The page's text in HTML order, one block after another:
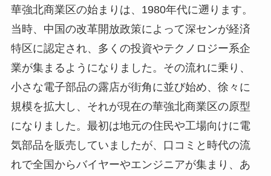
華強北商業区の始まりは、1980年代に遡ります。
当時、中国の改革開放政策によって深センが経済
特区に認定され、多くの投資やテクノロジー系企
業が集まるようになりました。その流れに乗り、
小さな電子部品の露店が街角に並び始め、徐々に
規模を拡大し、それが現在の華強北商業区の原型
になりました。最初は地元の住民や工場向けに電
気部品を販売していましたが、口コミと時代の流
れで全国からバイヤーやエンジニアが集まり、あ